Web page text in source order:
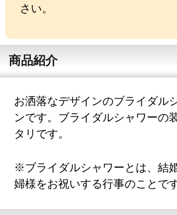
さい。
商品紹介
お洒落なデザインのブライダル
ンです。ブライダルシャワーの
タリです。
※ブライダルシャワーとは、結
婦様をお祝いする行事のことです